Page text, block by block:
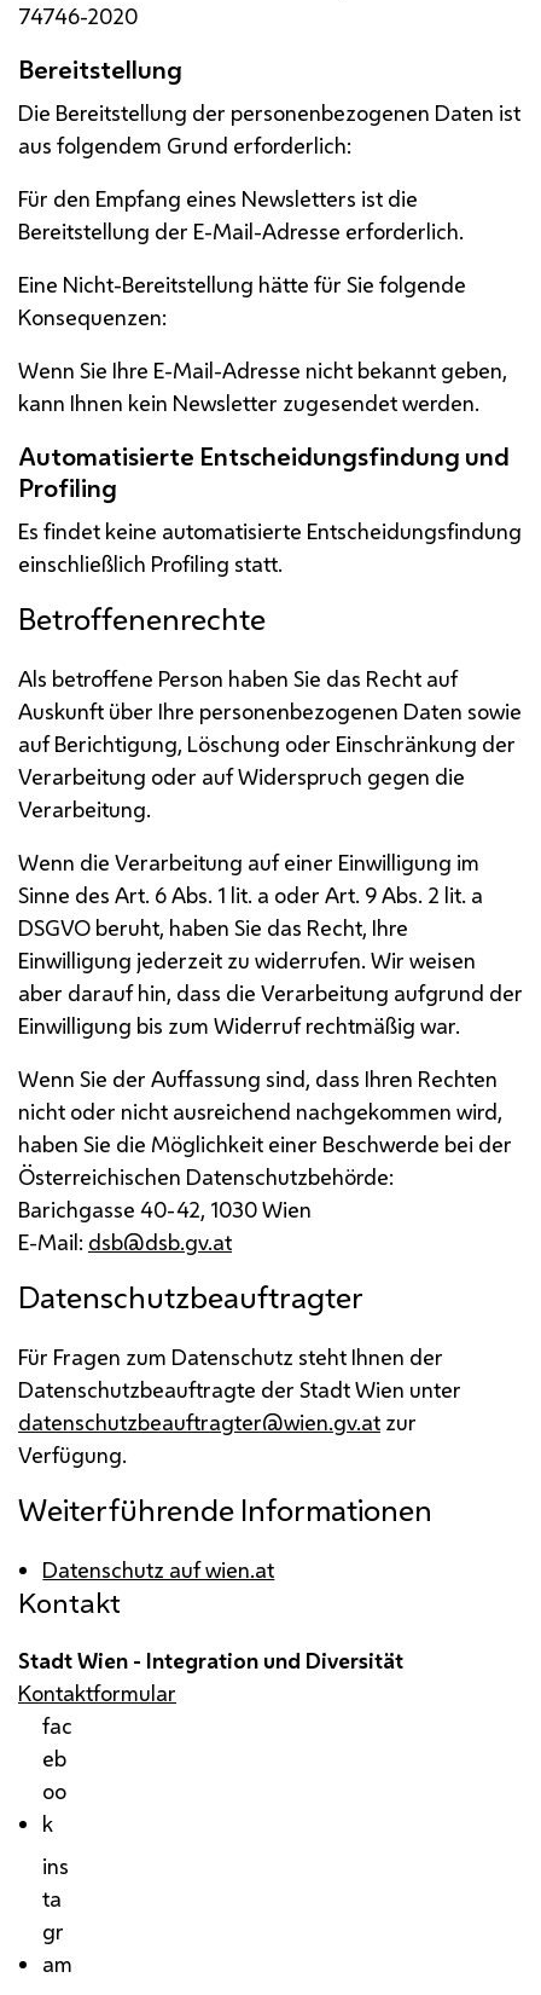
74746-2020
Bereitstellung
Die Bereitstellung der personenbezogenen Daten ist
aus folgendem Grund erforderlich:
Für den Empfang eines Newsletters ist die
Bereitstellung der E-Mail-Adresse erforderlich.
Eine Nicht-Bereitstellung hätte für Sie folgende
Konsequenzen:
Wenn Sie Ihre E-Mail-Adresse nicht bekannt geben,
kann Ihnen kein Newsletter zugesendet werden.
Automatisierte Entscheidungsfindung und
Profiling
Es findet keine automatisierte Entscheidungsfindung
einschließlich Profiling statt.
Betroffenenrechte
Als betroffene Person haben Sie das Recht auf
Auskunft über Ihre personenbezogenen Daten sowie
auf Berichtigung, Löschung oder Einschränkung der
Verarbeitung oder auf Widerspruch gegen die
Verarbeitung.
Wenn die Verarbeitung auf einer Einwilligung im
Sinne des Art. 6Abs. 1 lit. a oder Art. 9Abs. 2 lit. a
DSGVO beruht, haben Sie das Recht, Ihre
Einwilligung jederzeit zu widerrufen. Wir weisen
aber darauf hin, dass die Verarbeitung aufgrund der
Einwilligung bis zum Widerruf rechtmäßig war.
Wenn Sie der Auffassung sind, dass Ihren Rechten
nicht oder nicht ausreichend nachgekommen wird,
haben Sie die Möglichkeit einer Beschwerde bei der
Österreichischen Datenschutzbehörde:
Barichgasse 40-42, 1030 Wien
E-Mail: dsb@dsb.gv.at
Datenschutzbeauftragter
Für Fragen zum Datenschutz steht Ihnen der
Datenschutzbeauftragte der Stadt Wien unter
datenschutzbeauftragter@wien.gv.at zur
Verfügung.
Weiterführende Informationen
Datenschutz auf wien.at
Kontakt
Stadt Wien - Integration und Diversität
Kontaktformular
fac
eb
oo
k
ins
ta
gr
am